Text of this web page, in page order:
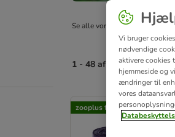
Se alle vores hundesnor -
1 - 48 af 267 resultater
product items have been
zooplus favorit
Vi bruger
nødvendige
aktivere cookies
hjemmeside og
ændringer til
vores